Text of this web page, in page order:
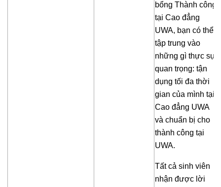
bổng Thành công
tại Cao đẳng
UWA, bạn có thể
tập trung vào
những gì thực sự
quan trọng: tận
dụng tối đa thời
gian của mình tại
Cao đẳng UWA
và chuẩn bị cho
thành công tại
UWA.
Tất cả sinh viên
nhận được lời